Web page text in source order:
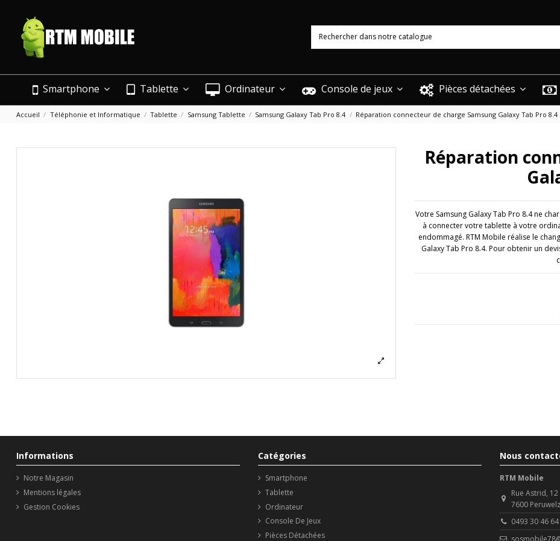
Smartphone Tablette Ordinateur Console de jeux Pièces détachées
Accueil Téléphonie et Informatique Tablette Samsung Tablette Samsung Galaxy Tab Pro 8.4 Réparation connecteur de charge Samsung Galaxy Tab Pro 8.4
Réparation
Votre Samsung Galaxy Tab Pro 8.4 ne
à connecter votre tablette à votre
endommagé. RTM Mobile réalise le
Galaxy Tab Pro 8.4. Pour obtenir un
Informations
Notre Magasin
Mentions légales
Gestion Cookies
Catégories
Smartphone
Tablette
Ordinateur
Console De Jeux
Pièces Détachées
Nous
RTM Mobile
Rue Astrid, 12
7600 Peruwelz
0493 30 46 64